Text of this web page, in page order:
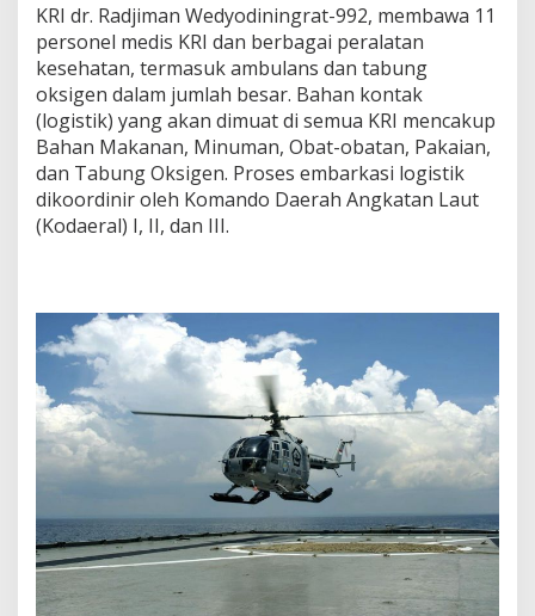
KRI dr. Radjiman Wedyodiningrat-992, membawa 11
personel medis KRI dan berbagai peralatan
kesehatan, termasuk ambulans dan tabung
oksigen dalam jumlah besar. Bahan kontak
(logistik) yang akan dimuat di semua KRI mencakup
Bahan Makanan, Minuman, Obat-obatan, Pakaian,
dan Tabung Oksigen. Proses embarkasi logistik
dikoordinir oleh Komando Daerah Angkatan Laut
(Kodaeral) I, II, dan III.